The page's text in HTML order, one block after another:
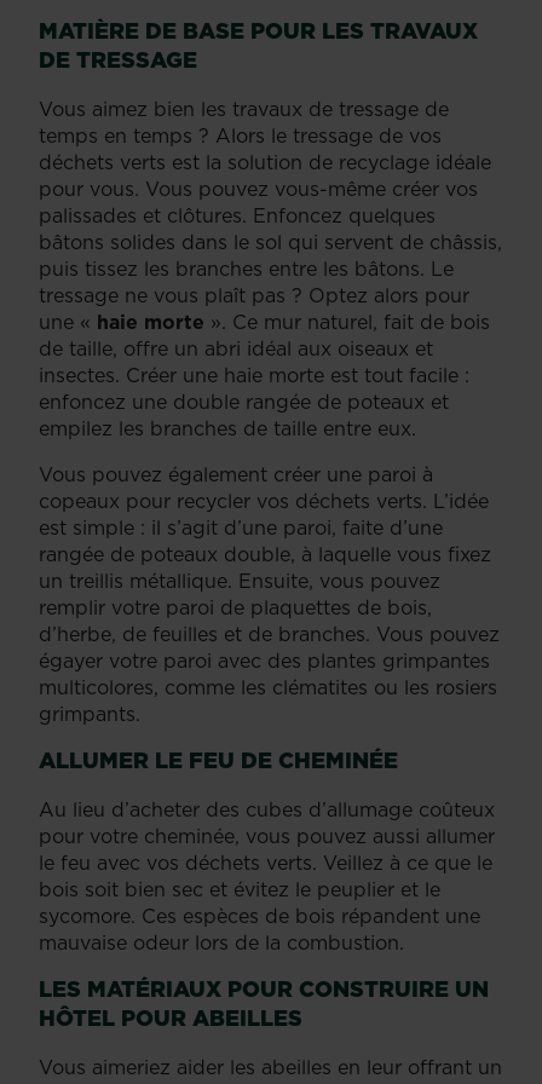
MATIÈRE DE BASE POUR LES TRAVAUX
DE TRESSAGE
Vous aimez bien les travaux de tressage de
temps en temps ? Alors le tressage de vos
déchets verts est la solution de recyclage idéale
pour vous. Vous pouvez vous-même créer vos
palissades et clôtures. Enfoncez quelques
bâtons solides dans le sol qui servent de châssis,
puis tissez les branches entre les bâtons. Le
tressage ne vous plaît pas ? Optez alors pour
une « haie morte ». Ce mur naturel, fait de bois
de taille, offre un abri idéal aux oiseaux et
insectes. Créer une haie morte est tout facile :
enfoncez une double rangée de poteaux et
empilez les branches de taille entre eux.
Vous pouvez également créer une paroi à
copeaux pour recycler vos déchets verts. L’idée
est simple : il s’agit d’une paroi, faite d’une
rangée de poteaux double, à laquelle vous fixez
un treillis métallique. Ensuite, vous pouvez
remplir votre paroi de plaquettes de bois,
d’herbe, de feuilles et de branches. Vous pouvez
égayer votre paroi avec des plantes grimpantes
multicolores, comme les clématites ou les rosiers
grimpants.
ALLUMER LE FEU DE CHEMINÉE
Au lieu d’acheter des cubes d’allumage coûteux
pour votre cheminée, vous pouvez aussi allumer
le feu avec vos déchets verts. Veillez à ce que le
bois soit bien sec et évitez le peuplier et le
sycomore. Ces espèces de bois répandent une
mauvaise odeur lors de la combustion.
LES MATÉRIAUX POUR CONSTRUIRE UN
HÔTEL POUR ABEILLES
Vous aimeriez aider les abeilles en leur offrant un